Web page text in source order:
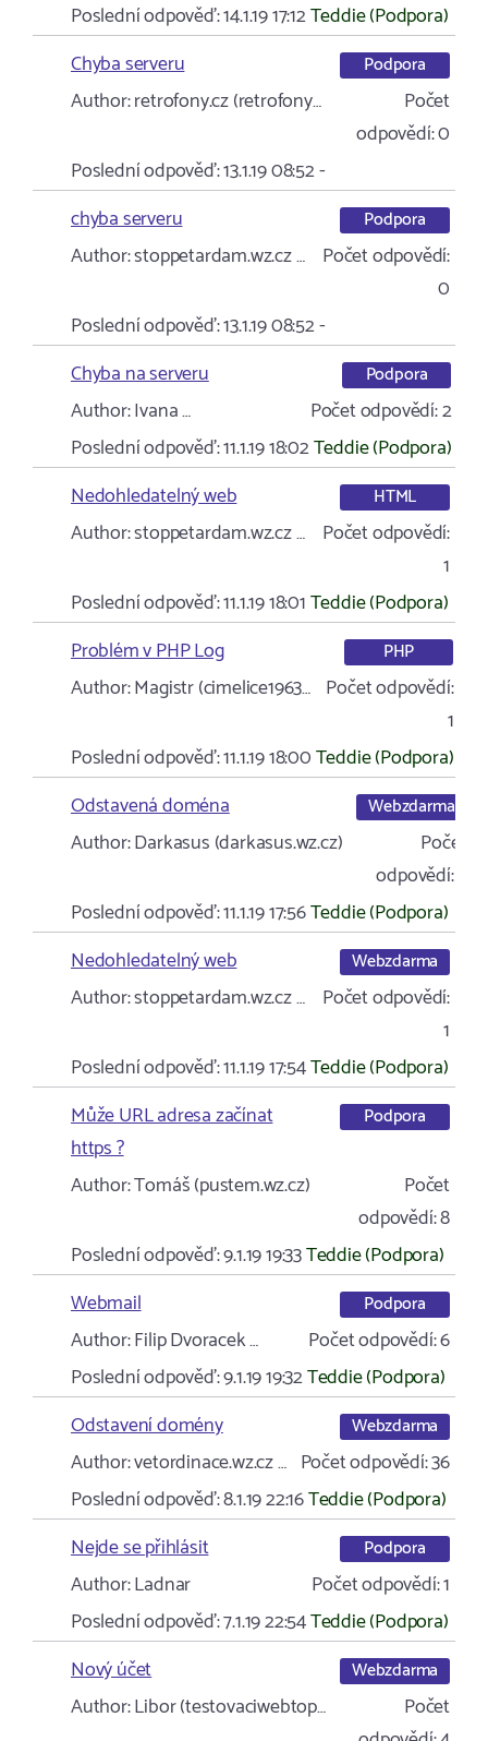
Poslední odpověď:14.1.19 17:12Teddie (Podpora)
Chyba serveru
Podpora
Author:retrofony.cz (retrofony…
Počet
odpovědí:0
Poslední odpověď:13.1.19 08:52-
chyba serveru
Podpora
Author:stoppetardam.wz.cz … Počet odpovědí:
0
Poslední odpověď:13.1.19 08:52-
Chyba na serveru
Podpora
Author:Ivana … Počet odpovědí:2
Poslední odpověď:11.1.19 18:02Teddie (Podpora)
Nedohledatelný web
HTML
Author:stoppetardam.wz.cz … Počet odpovědí:
1
Poslední odpověď:11.1.19 18:01Teddie (Podpora)
Problém v PHP Log
PHP
Author:Magistr (cimelice1963… Počet odpovědí:
1
Poslední odpověď:11.1.19 18:00Teddie (Podpora)
Odstavená doména
Webzdarma
Author:Darkasus (darkasus.wz.cz)
Počet
odpovědí:3
Poslední odpověď:11.1.19 17:56Teddie (Podpora)
Nedohledatelný web
Webzdarma
Author:stoppetardam.wz.cz … Počet odpovědí:
1
Poslední odpověď:11.1.19 17:54Teddie (Podpora)
Může URL adresa začínat
https ?
Podpora
Author:Tomáš (pustem.wz.cz)
Počet
odpovědí:8
Poslední odpověď:9.1.19 19:33Teddie (Podpora)
Webmail
Podpora
Author:Filip Dvoracek … Počet odpovědí:6
Poslední odpověď:9.1.19 19:32Teddie (Podpora)
Odstavení domény
Webzdarma
Author:vetordinace.wz.cz … Počet odpovědí:36
Poslední odpověď:8.1.19 22:16Teddie (Podpora)
Nejde se přihlásit
Podpora
Author:Ladnar Počet odpovědí:1
Poslední odpověď:7.1.19 22:54Teddie (Podpora)
Nový účet
Webzdarma
Author:Libor (testovaciwebtop…
Počet